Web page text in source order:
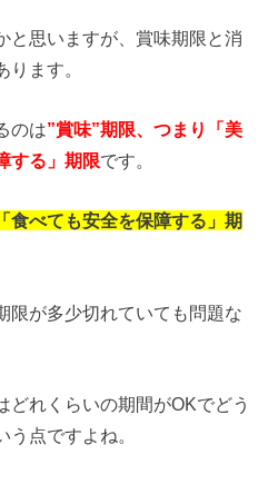
と思いますが、賞味期限と消
ます。
のは”賞味”期限、つまり「美
する」期限です。
食べても安全を保障する」期
限が多少切れていても問題な
どれくらいの期間がOKでどう
点ですよね。